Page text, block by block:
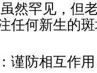
罕见，但老
任何新生的
防相互作用